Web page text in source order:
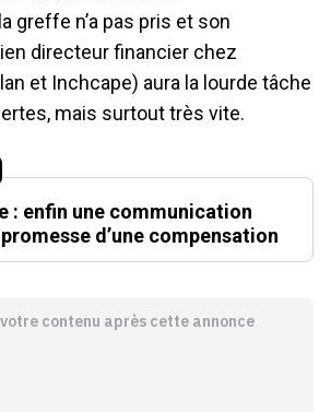
greffe n’a pas pris et son
directeur financier chez
et Inchcape) aura la lourde tâche
mais surtout très vite.
: enfin une communication
d’une compensation
contenu après cette annonce